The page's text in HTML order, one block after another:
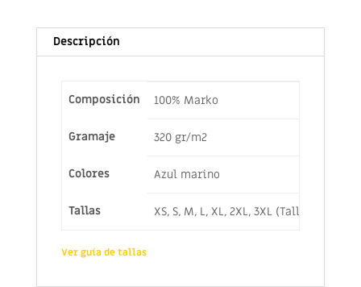
Descripción
Composición 100% Marko
Gramaje 320 gr/m2
Colores Azul marino
Tallas XS, S, M, L, XL, 2XL, 3XL (Tallas
Ver guía de tallas